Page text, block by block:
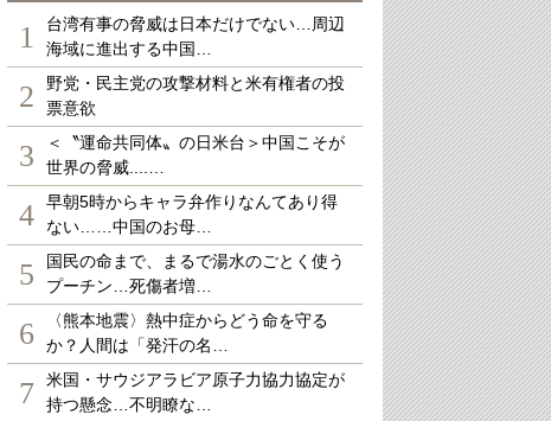
1
台湾有事の脅威は日本だけでない…周辺
海域に進出する中国…
2
野党・民主党の攻撃材料と米有権者の投
票意欲
3
＜〝運命共同体〟の日米台＞中国こそが
世界の脅威....…
4
早朝5時からキャラ弁作りなんてあり得
ない……中国のお母…
5
国民の命まで、まるで湯水のごとく使う
プーチン…死傷者増…
6
〈熊本地震〉熱中症からどう命を守る
か？人間は「発汗の名…
7
米国・サウジアラビア原子力協力協定が
持つ懸念…不明瞭な…